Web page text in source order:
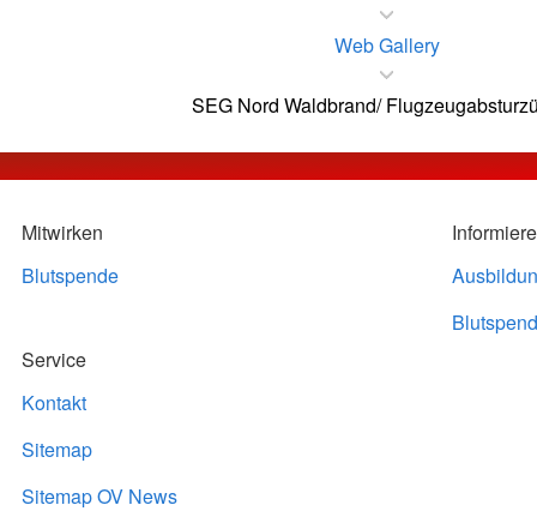
Web Gallery
SEG Nord Waldbrand/
Mitwirken
Blutspende
Service
Kontakt
Sitemap
Sitemap OV News